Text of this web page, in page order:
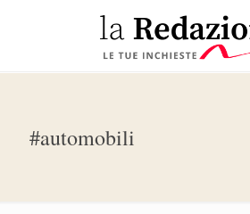
#automobili